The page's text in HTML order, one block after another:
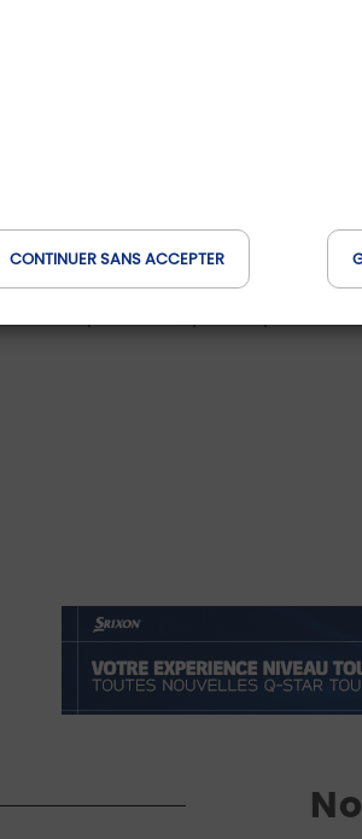
CONTINUER SANS ACCEPTER
en font une école du petit jeu,
Parce que à 6 mètres du
abaissé « seulement à -4 »
c’est aussi s’offrir une
aucune pollution sonore. »
nature préservée, parfois